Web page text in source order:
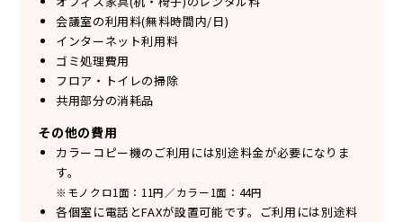
会議室の利用料(無料時間内/日)
インターネット利用料
ゴミ処理費用
フロア・トイレの掃除
共用部分の消耗品
その他の費用
カラーコピー機のご利用には別途料金が必要になりま
す。
※モノクロ1面：11円／カラー1面：44円
各個室に電話とFAXが設置可能です。ご利用には別途料